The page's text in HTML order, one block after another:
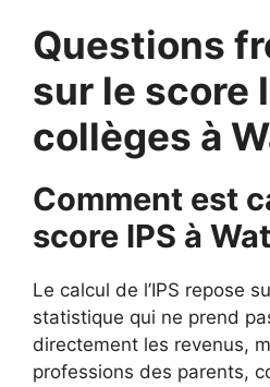
Questions
sur le score
collèges à
Comment est
score IPS à
Le calcul de l’IPS repose
statistique qui ne prend
directement les revenus,
professions des parents,